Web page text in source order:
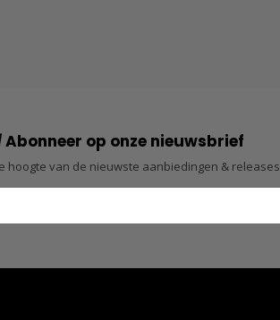
Abonneer op onze nieuwsbrief
hoogte van de nieuwste aanbiedingen & releases